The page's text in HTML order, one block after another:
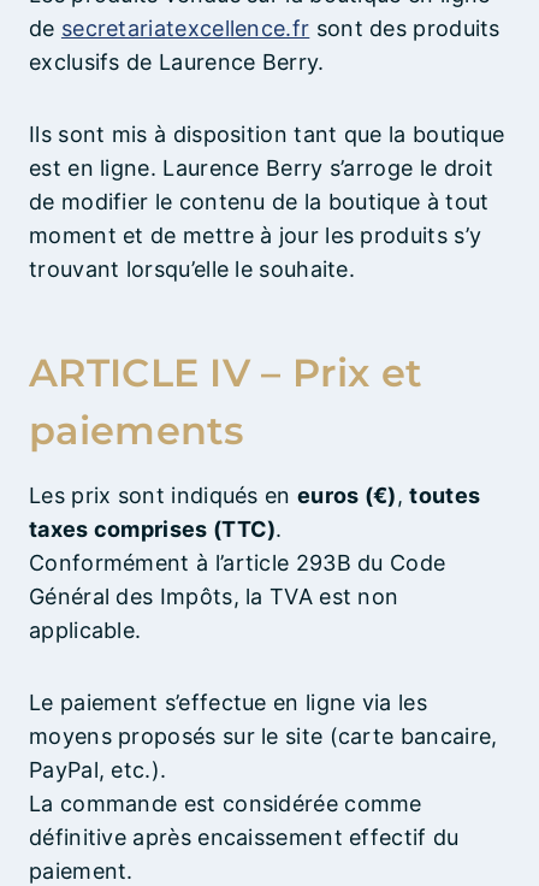
de secretariatexcellence.fr sont des produits
exclusifs de Laurence Berry.
Ils sont mis à disposition tant que la boutique
est en ligne. Laurence Berry s’arroge le droit
de modifier le contenu de la boutique à tout
moment et de mettre à jour les produits s’y
trouvant lorsqu’elle le souhaite.
ARTICLE IV – Prix et
paiements
Les prix sont indiqués en euros (€),toutes
taxes comprises (TTC).
Conformément à l’article 293B du Code
Général des Impôts, la TVA est non
applicable.
Le paiement s’effectue en ligne via les
moyens proposés sur le site (carte bancaire,
PayPal, etc.).
La commande est considérée comme
définitive après encaissement effectif du
paiement.